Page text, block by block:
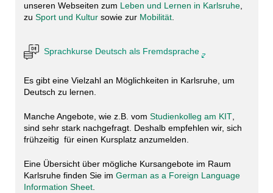
unseren Webseiten zum Leben und Lernen in Karlsruhe,
zu Sport und Kultursowie zur Mobilität.
Sprachkurse Deutsch als Fremdsprache
Es gibt eine Vielzahl an Möglichkeiten in Karlsruhe, um
Deutsch zu lernen.
Manche Angebote, wie z.B. vom Studienkolleg am KIT,
sind sehr stark nachgefragt. Deshalb empfehlen wir, sich
frühzeitig für einen Kursplatz anzumelden.
Eine Übersicht über mögliche Kursangebote im Raum
Karlsruhe finden Sie im German as a Foreign Language
Information Sheet.